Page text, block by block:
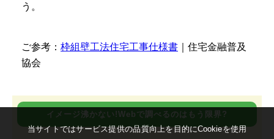
う。
ご参考： 枠組壁工法住宅工事仕様書 ｜住宅金融普及
協会
イメージ沸かない!Webで調べるのはもう限界?
当サイトではサービス提供の品質向上を⽬的にCookieを使⽤